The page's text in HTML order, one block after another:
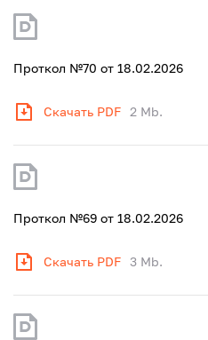
Проткол №70 от 18.02.2026
Скачать PDF 2 Mb.
Проткол №69 от 18.02.2026
Скачать PDF 3 Mb.